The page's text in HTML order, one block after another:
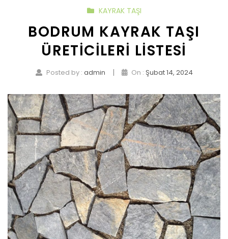
KAYRAK TAŞI
BODRUM KAYRAK TAŞI
ÜRETICILERI LISTESI
Posted by : admin | On : Şubat 14, 2024